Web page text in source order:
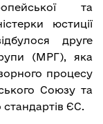
та
юстиції
друге
(МРГ), яка
процесу
Союзу та
стандартів ЄС.